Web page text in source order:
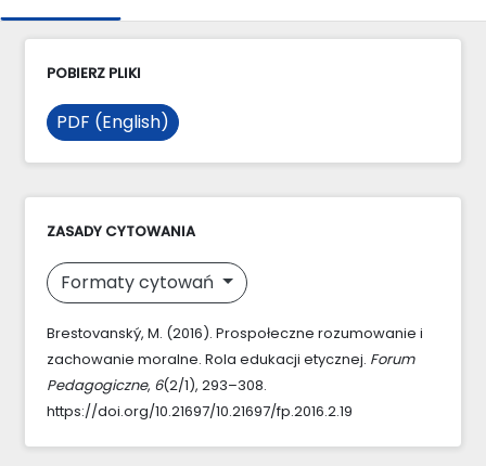
POBIERZ PLIKI
PDF (English)
ZASADY CYTOWANIA
Formaty cytowań
Brestovanský, M. (2016). Prospołeczne rozumowanie i
zachowanie moralne. Rola edukacji etycznej. Forum
Pedagogiczne, 6(2/1), 293–308.
https://doi.org/10.21697/10.21697/fp.2016.2.19